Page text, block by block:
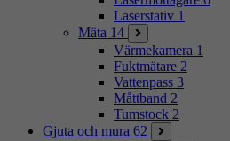
Laserstativ 1
Mäta 14
Värmekamera 1
Fuktmätare 2
Vattenpass 3
Måttband 2
Tumstock 2
Gjuta och mura 62